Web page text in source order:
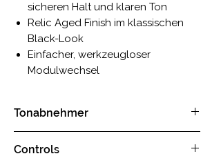
sicheren Halt und klaren Ton
Relic Aged Finish im klassischen
Black-Look
Einfacher, werkzeugloser
Modulwechsel
Tonabnehmer
verstellbaren Polepiece
Controls